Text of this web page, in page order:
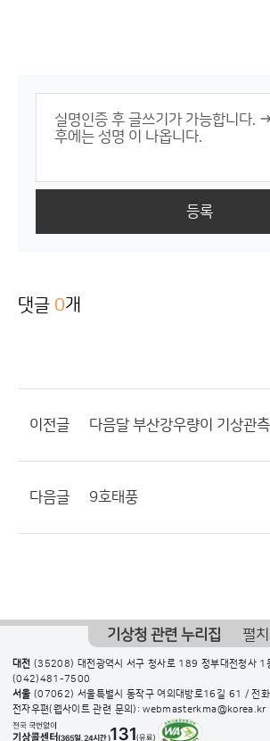
등록
댓글 0개
이전글
다음글 9호태풍
기상청 관련 누리집 펼치
대전 (35208) 대전광역시 서구 청사로 189 정부대전청사
(042)481-7500
서울 (07062) 서울특별시 동작구 여의대방로16길 61 / 전
전자우편(웹사이트 관련 문의): webmasterkma@korea.kr